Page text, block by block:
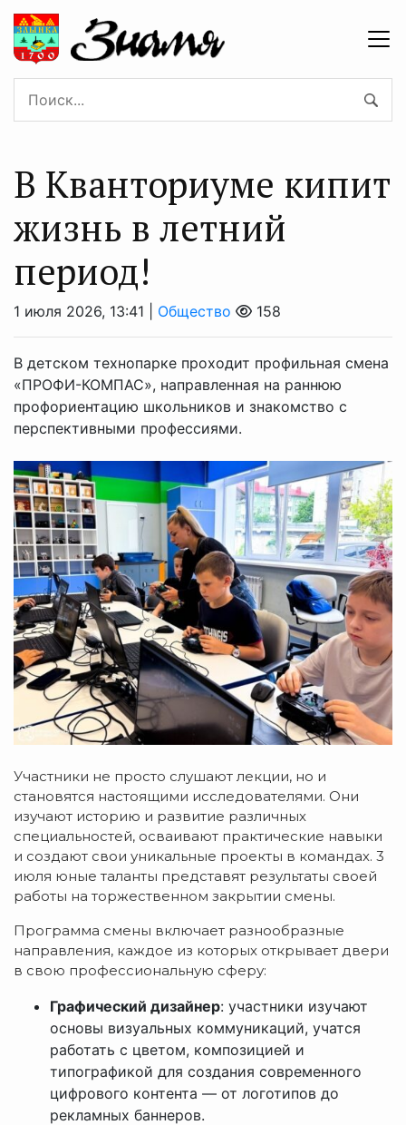
В Кванториуме кипит
жизнь в летний
период!
1 июля 2026, 13:41 | Общество 158
В детском технопарке проходит профильная смена
«ПРОФИ-КОМПАС», направленная на раннюю
профориентацию школьников и знакомство с
перспективными профессиями.
Участники не просто слушают лекции, но и
становятся настоящими исследователями. Они
изучают историю и развитие различных
специальностей, осваивают практические навыки
и создают свои уникальные проекты в командах. 3
июля юные таланты представят результаты своей
работы на торжественном закрытии смены.
Программа смены включает разнообразные
направления, каждое из которых открывает двери
в свою профессиональную сферу:
Графический дизайнер: участники изучают
основы визуальных коммуникаций, учатся
работать с цветом, композицией и
типографикой для создания современного
цифрового контента — от логотипов до
рекламных баннеров.